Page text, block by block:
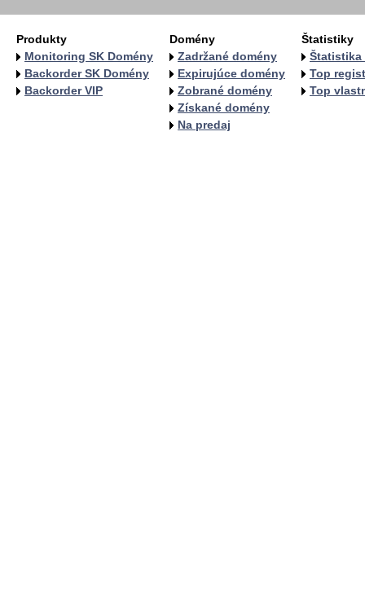
Produkty
Monitoring SK Domény
Backorder SK Domény
Backorder VIP
Domény
Zadržané domény
Expirujúce domény
Zobrané domény
Získané domény
Na predaj
Štatistiky
Štatistika
Top
Top